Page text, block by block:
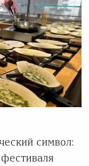
символ: